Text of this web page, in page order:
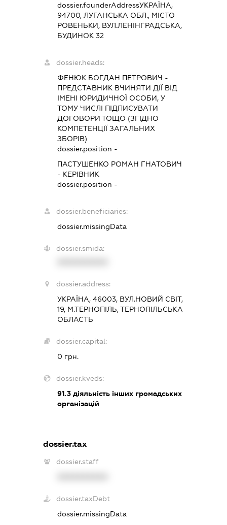
dossier.founderAddressУКРАЇНА,
94700, ЛУГАНСЬКА ОБЛ., МІСТО
РОВЕНЬКИ, ВУЛ.ЛЕНІНГРАДСЬКА,
БУДИНОК 32
dossier.heads:
ФЕНЮК БОГДАН ПЕТРОВИЧ -
ПРЕДСТАВНИКВЧИНЯТИ ДІЇ ВІД
ІМЕНІ ЮРИДИЧНОЇ ОСОБИ, У
ТОМУ ЧИСЛІ ПІДПИСУВАТИ
ДОГОВОРИ ТОЩО (ЗГІДНО
КОМПЕТЕНЦІЇ ЗАГАЛЬНИХ
ЗБОРІВ)
dossier.position -
ПАСТУШЕНКО РОМАН ГНАТОВИЧ
- КЕРІВНИК
dossier.position -
dossier.beneficiaries:
dossier.missingData
dossier.smida:
dossier.address:
УКРАЇНА, 46003, ВУЛ.НОВИЙ СВІТ,
19, М.ТЕРНОПІЛЬ, ТЕРНОПІЛЬСЬКА
ОБЛАСТЬ
dossier.capital:
0 грн.
dossier.kveds:
91.3діяльність інших громадських
організацій
dossier.tax
dossier.staff
dossier.taxDebt
dossier.missingData